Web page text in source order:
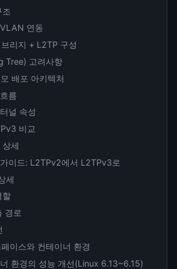
조
연동
리지 + L2TP 구성
Tree) 고려사항
배포 아키텍처
름
널 속성
비교
세
이드: L2TPv2에서 L2TPv3로
세
할
경로
이스와 컨테이너 환경
환경의 성능 개선(Linux 6.13~6.15)